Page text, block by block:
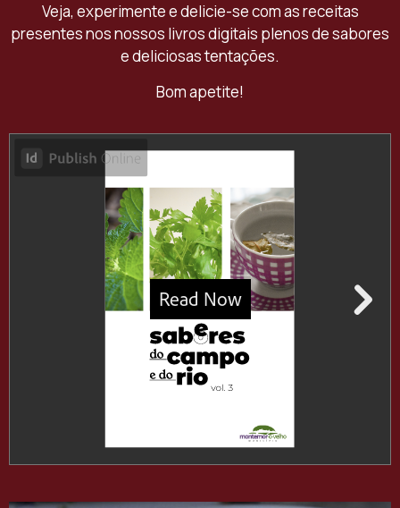
Veja, experimente e delicie-se com as receitas
presentes nos nossos livros digitais plenos de sabores
e deliciosas tentações.
Bom apetite!